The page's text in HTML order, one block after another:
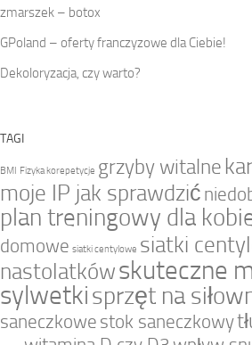
zmarszek – botox
GPoland – oferty franczyzowe dla Ciebie!
Dekoloryzacja, czy warto?
TAGI
BMI Fizyka korepetycje grzyby witalne
moje IP jak sprawdzić
plan treningowy dla
domowe siatki centylowe siatki
nastolatkówskuteczne
sylwetkisprzęt na
saneczkowe stok saneczkowy